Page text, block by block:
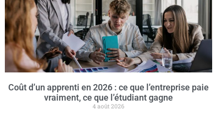
Coût d’un apprenti en 2026 : ce que l’entreprise paie
vraiment, ce que l’étudiant gagne
4 août 2026